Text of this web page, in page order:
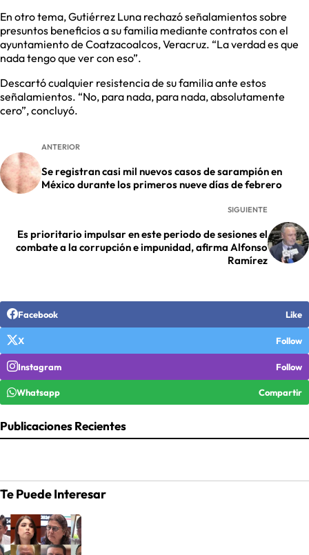
En otro tema, Gutiérrez Luna rechazó señalamientos sobre
presuntos beneficios a su familia mediante contratos con el
ayuntamiento de Coatzacoalcos, Veracruz. “La verdad es que
nada tengo que ver con eso”.
Descartó cualquier resistencia de su familia ante estos
señalamientos. “No, para nada, para nada, absolutamente
cero”, concluyó.
ANTERIOR
Se registran casi mil nuevos casos de sarampión en
México durante los primeros nueve días de febrero
SIGUIENTE
Es prioritario impulsar en este periodo de sesiones el
combate a la corrupción e impunidad, afirma Alfonso
Ramírez
Facebook Like
X Follow
Instagram Follow
Whatsapp Compartir
Publicaciones Recientes
Te Puede Interesar